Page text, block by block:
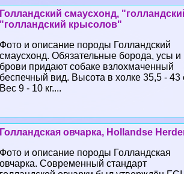
Голландский смаусхонд,
"голландский крысолов"
Фото и описание породы Голландский
смаусхонд. Обязательные борода, усы и
брови придают собаке взлохмаченный
беспечный вид. Высота в холке 35,5 - 43
Вес 9 - 10 кг....
Голландская овчарка, Hollandse
Фото и описание породы Голландская
овчарка. Современный стандарт